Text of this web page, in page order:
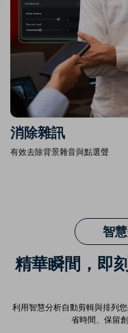
消除雜訊
有效去除背景雜音與點選聲
智
精華瞬間，即
利用智慧分析自動剪輯與排列
省時間、保留